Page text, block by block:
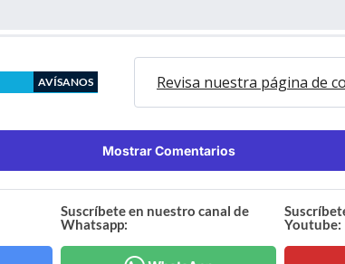
AVÍSANOS Revisa nuestra página de
Mostrar Comentarios
Suscríbete en nuestro canal de
Whatsapp:
Youtube: